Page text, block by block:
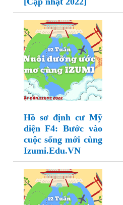
Hồ sơ định cư Mỹ
diện F4: Bước vào
cuộc sống mới cùng
Izumi.Edu.VN